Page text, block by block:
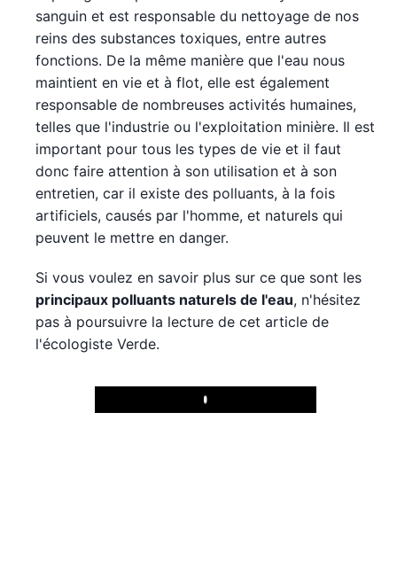
sanguin et est responsable du nettoyage de nos
reins des substances toxiques, entre autres
fonctions. De la même manière que l'eau nous
maintient en vie et à flot, elle est également
responsable de nombreuses activités humaines,
telles que l'industrie ou l'exploitation minière. Il est
important pour tous les types de vie et il faut
donc faire attention à son utilisation et à son
entretien, car il existe des polluants, à la fois
artificiels, causés par l'homme, et naturels qui
peuvent le mettre en danger.
Si vous voulez en savoir plus sur ce que sont les
principaux polluants naturels de l'eau, n'hésitez
pas à poursuivre la lecture de cet article de
l'écologiste Verde.
Play